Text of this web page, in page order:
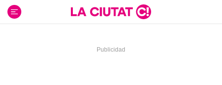
contenido